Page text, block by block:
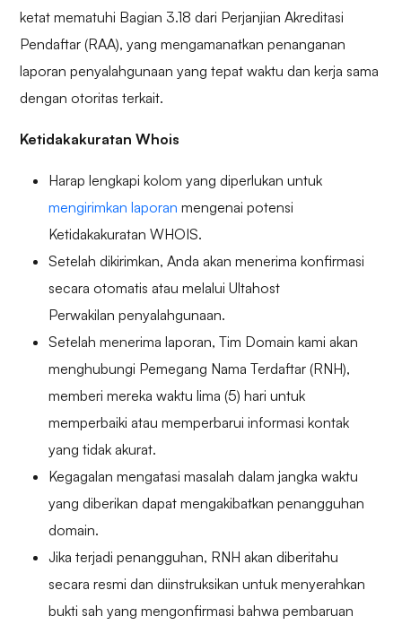
ketat mematuhi Bagian 3.18 dari Perjanjian Akreditasi
Pendaftar (RAA), yang mengamanatkan penanganan
laporan penyalahgunaan yang tepat waktu dan kerja sama
dengan otoritas terkait.
Ketidakakuratan Whois
Harap lengkapi kolom yang diperlukan untuk
mengirimkan laporan mengenai potensi
Ketidakakuratan WHOIS.
Setelah dikirimkan, Anda akan menerima konfirmasi
secara otomatis atau melalui Ultahost
Perwakilan penyalahgunaan.
Setelah menerima laporan, Tim Domain kami akan
menghubungi Pemegang Nama Terdaftar (RNH),
memberi mereka waktu lima (5) hari untuk
memperbaiki atau memperbarui informasi kontak
yang tidak akurat.
Kegagalan mengatasi masalah dalam jangka waktu
yang diberikan dapat mengakibatkan penangguhan
domain.
Jika terjadi penangguhan, RNH akan diberitahu
secara resmi dan diinstruksikan untuk menyerahkan
bukti sah yang mengonfirmasi bahwa pembaruan